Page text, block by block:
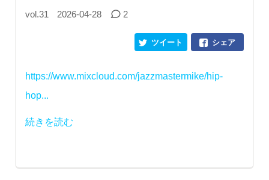
vol.31 2026-04-28 2
シェア
ツイート
https://www.mixcloud.com/jazzmastermike/hip-
hop...
続きを読む